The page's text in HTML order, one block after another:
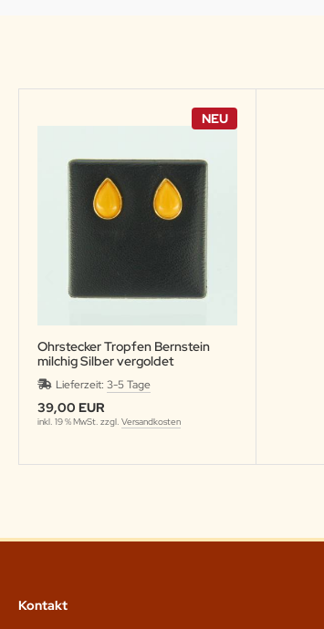
NEU
Ohrstecker Tropfen Bernstein
milchig Silber vergoldet
Lieferzeit: 3-5 Tage
39,00 EUR
inkl. 19 % MwSt. zzgl. Versandkosten
Kontakt